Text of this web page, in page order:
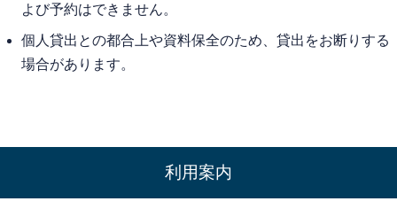
よび予約はできません。
個人貸出との都合上や資料保全のため、貸出をお断りする
場合があります。
利用案内